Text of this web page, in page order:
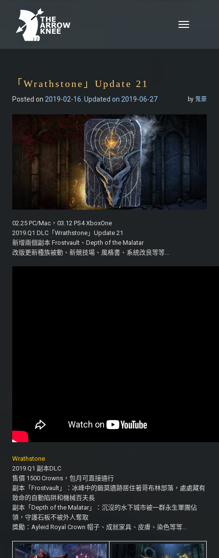
Skip to content
Toggle
「Wrathstone」Update 21
Posted on 2019-02-16 . Updated on 2019-06-27 by 鬼豪
02.25 PC/Mac，03.12 PS4 XboxOne
2019.Q1 DLC「Wrathstone」Update 21
新增兩個副本 Frostvault、Depth of the Malatar
改版更新種族被動、新競技場、風格書、系統改良等等...
Wrathstone
2019.Q1 副本DLC
售價 1500 Crowns，包月可直接通行
副本「Frostvault」：冰峰中的鍛莫遺跡居住著哥布林部落，處處藏有
致命的自動陷阱和機械百夫長
副本「Depth of the Malatar」：沉沒的水下城市被一群永生軍團佔
領，守護石板不被外人奪取
獎勵：Ayleid Royal Crown 帽子、成就家具、皮膚、染色等等...